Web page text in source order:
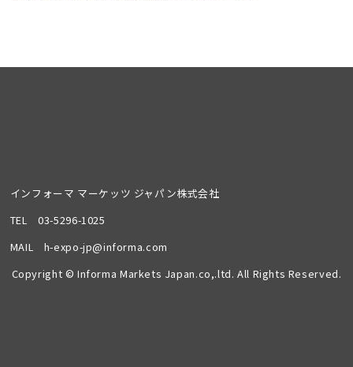
インフォーマ マーケッツ ジャパン株式会社
TEL03-5296-1025
MAIL h-expo-jp@informa.com
Copyright © Informa Markets Japan.co,.ltd. All Rights Reserved.